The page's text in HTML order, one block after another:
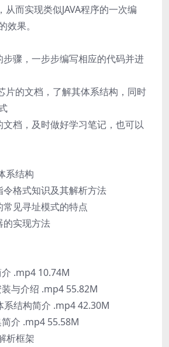
从而实现类似JAVA程序的一次编
效果。
骤，一步步编写相应的代码并进
片的文档，了解其体系结构，同时
档，及时做好学习笔记，也可以
系结构
令格式知识及其解析方法
见寻址模式的特点
的实现方法
.mp4 10.74M
与介绍 .mp4 55.82M
结构简介 .mp4 42.30M
介 .mp4 55.58M
析框架